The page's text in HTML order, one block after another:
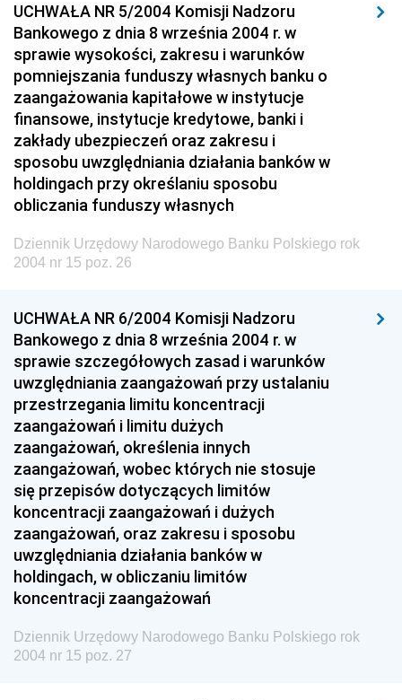
Dziennik Urzędowy Ministra Transportu, Budownictwa
i Gospodarki Morskiej
Dziennik Urzędowy Ministra Rozwoju i Technologii
Dziennik Urzędowy Ministra Spraw Zagranicznych
Dziennik Urzędowy Centralnego Biura
Antykorupcyjnego
Dziennik Urzędowy Agencji Bezpieczeństwa
Dziennik Urzędowy Urzędu Patentowego
Rzeczypospolitej Polskiej
Krajowych i Autostrad
Dziennik Urzędowy Ministra Środowiska
Dziennik Urzędowy Ministra Administracji i Cyfryzacji
Dziennik Urzędowy Ministra Edukacji
Dziennik Urzędowy Ministra Nauki
Dziennik Urzędowy Ministra Przemysłu
Dziennik Urzędowy Ministra Finansów i Gospodarki
Dziennik Urzędowy Ministra do Spraw Unii
Europejskiej
Dziennik Urzędowy Agencji Wywiadu
UCHWAŁA NR 5/2004 Komisji Nadzoru
Bankowego z dnia 8 września 2004 r. w
sprawie wysokości, zakresu i warunków
pomniejszania funduszy własnych banku o
zaangażowania kapitałowe w instytucje
finansowe, instytucje kredytowe, banki i
zakłady ubezpieczeń oraz zakresu i
sposobu uwzględniania działania banków w
holdingach przy określaniu sposobu
obliczania funduszy własnych
Dziennik Urzędowy Narodowego Banku Polskiego rok
2004 nr 15 poz. 26
UCHWAŁA NR 6/2004 Komisji Nadzoru
Bankowego z dnia 8 września 2004 r. w
sprawie szczegółowych zasad i warunków
uwzględniania zaangażowań przy ustalaniu
przestrzegania limitu koncentracji
zaangażowań i limitu dużych
zaangażowań, określenia innych
zaangażowań, wobec których nie stosuje
się przepisów dotyczących limitów
koncentracji zaangażowań i dużych
zaangażowań, oraz zakresu i sposobu
uwzględniania działania banków w
holdingach, w obliczaniu limitów
koncentracji zaangażowań
Dziennik Urzędowy Narodowego Banku Polskiego rok
2004 nr 15 poz. 27